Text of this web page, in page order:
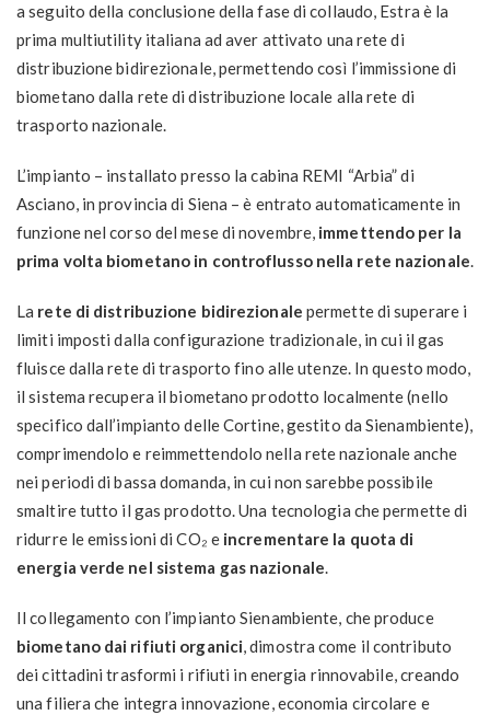
a seguito della conclusione della fase di collaudo, Estra è la
prima multiutility italiana ad aver attivato una rete di
distribuzione bidirezionale, permettendo così l’immissione di
biometano dalla rete di distribuzione locale alla rete di
trasporto nazionale.
L’impianto – installato presso la cabina REMI “Arbia” di
Asciano, in provincia di Siena – è entrato automaticamente in
funzione nel corso del mese di novembre, immettendo per la
prima volta biometano in controflusso nella rete nazionale.
La rete di distribuzione bidirezionale permette di superare i
limiti imposti dalla configurazione tradizionale, in cui il gas
fluisce dalla rete di trasporto fino alle utenze. In questo modo,
il sistema recupera il biometano prodotto localmente (nello
specifico dall’impianto delle Cortine, gestito da Sienambiente),
comprimendolo e reimmettendolo nella rete nazionale anche
nei periodi di bassa domanda, in cui non sarebbe possibile
smaltire tutto il gas prodotto. Una tecnologia che permette di
ridurre le emissioni di CO₂ e incrementare la quota di
energia verde nel sistema gas nazionale.
Il collegamento con l’impianto Sienambiente, che produce
biometano dai rifiuti organici, dimostra come il contributo
dei cittadini trasformi i rifiuti in energia rinnovabile, creando
una filiera che integra innovazione, economia circolare e